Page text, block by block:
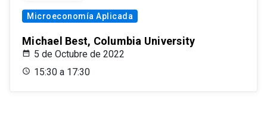
Microeconomía Aplicada
Michael Best, Columbia University
5 de Octubre de 2022
15:30 a 17:30